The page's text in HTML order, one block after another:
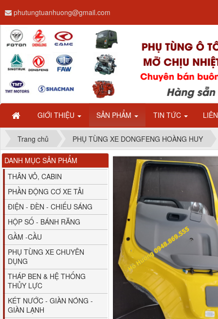
GIỚI THIỆU SẢN PHẨM TIN TỨC
phutungtuanhuong@gmail.com
Trang chủ PHỤ TÙNG XE DONGFENG HOÀNG HUY
DANH MỤC SẢN PHẨM
THÂN VỎ, CABIN
PHẦN ĐỘNG CƠ XE TẢI
ĐIỆN - ĐÈN - CHIẾU SÁNG
HỘP SỐ - BÁNH RĂNG
GẦM -CẦU
PHỤ TÙNG XE CHUYÊN
DỤNG
THÁP BEN & HỆ THỐNG
THỦY LỰC
KÉT NƯỚC - GIÀN NÓNG -
GIÀN LẠNH
Dây ga CAMC H08 dài
2.68m
Bình nước phụ
Chenglong hải âu...
80YHCB-60 Bơm xăng
dầu 60m3/h...